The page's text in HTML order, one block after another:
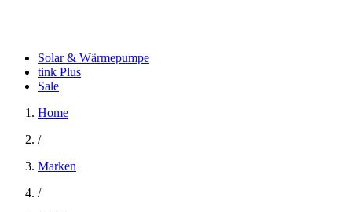
Solar & Wärmepumpe
tink Plus
Sale
Home
/
Marken
/